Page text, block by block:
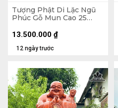
Tượng Phật Di Lặc Ngũ
Phúc Gỗ Mun Cao 25
12 ngày trước
13.500.000 ₫